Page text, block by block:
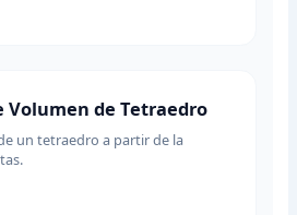
Volumen de Tetraedro
un tetraedro a partir de la